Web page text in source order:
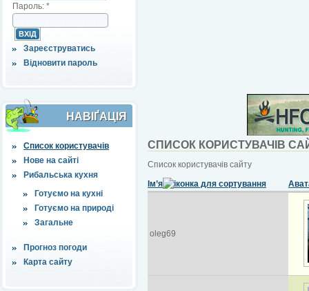
Пароль: *
Зареєструватись
Відновити пароль
НАВІҐАЦІЯ
Список користувачів
Нове на сайті
Рибальська кухня
Готуємо на кухні
Готуємо на природі
Загальне
Прогноз погоди
Карта сайту
СПИСОК КОРИСТУВАЧІВ
Список користувачів сайту
Ім’я
oleg69